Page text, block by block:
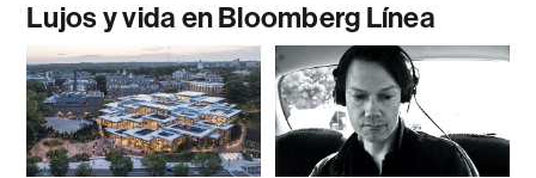
Lujos y vida en Bloomberg Línea